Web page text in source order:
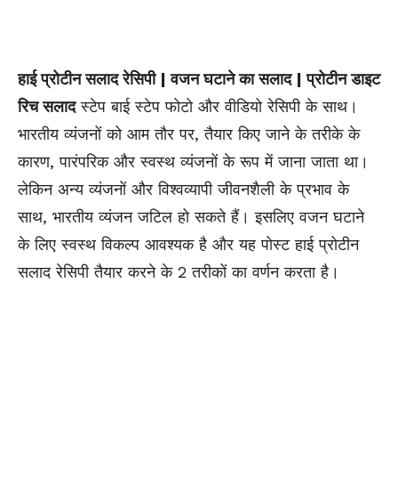
हाई प्रोटीन सलाद रेसिपी | वजन घटाने का सलाद | प्रोटीन डाइट
रिच सलादस्टेप बाई स्टेप फोटो और वीडियो रेसिपी के साथ।
भारतीय व्यंजनों को आम तौर पर, तैयार किए जाने के तरीके के
कारण, पारंपरिक और स्वस्थ व्यंजनों के रूप में जाना जाता था।
लेकिन अन्य व्यंजनों और विश्वव्यापी जीवनशैली के प्रभाव के
साथ, भारतीय व्यंजन जटिल हो सकते हैं। इसलिए वजन घटाने
के लिए स्वस्थ विकल्प आवश्यक है और यह पोस्ट हाई प्रोटीन
सलाद रेसिपी तैयार करने के 2 तरीकों का वर्णन करता है।